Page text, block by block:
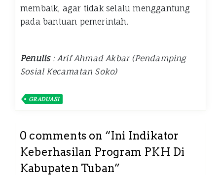
membaik, agar tidak selalu menggantung
pada bantuan pemerintah.
Penulis: Arif Ahmad Akbar (Pendamping
Sosial Kecamatan Soko)
GRADUASI
0 comments on “Ini Indikator
Keberhasilan Program PKH Di
Kabupaten Tuban”